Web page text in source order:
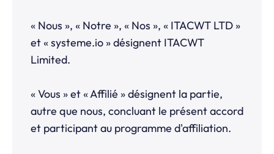
« Nous », « Notre », « Nos », « ITACWT LTD »
et «systeme.io » désignent ITACWT
Limited.
« Vous » et « Affilié » désignent la partie,
autre que nous, concluant le présent accord
et participant au programme d'affiliation.